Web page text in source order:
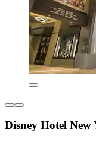
Disney Hotel